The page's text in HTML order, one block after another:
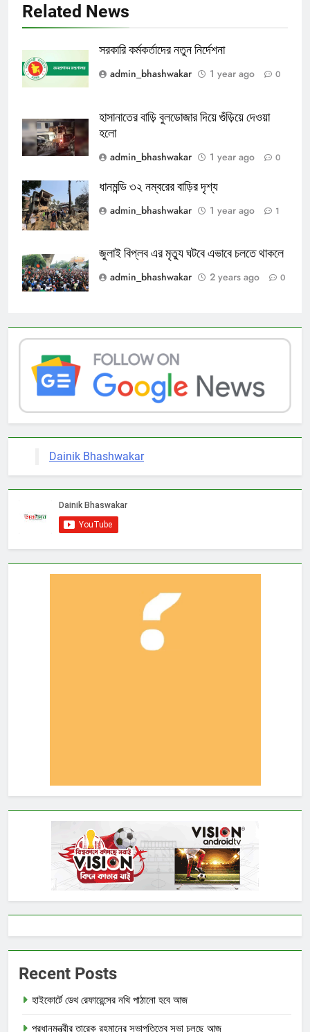
Related News
সরকারি কর্মকর্তাদের নতুন নির্দেশনা
admin_bhashwakar
1 year ago 0
হাসানাতের বাড়ি বুলডোজার দিয়ে গুঁড়িয়ে দেওয়া
হলো
admin_bhashwakar
1 year ago 0
ধানমন্ডি ৩২ নম্বরের বাড়ির দৃশ্য
admin_bhashwakar
1 year ago 1
জুলাই বিপ্লব এর মৃত্যু ঘটবে এভাবে চলতে থাকলে
admin_bhashwakar
2 years ago 0
Dainik Bhashwakar
Recent Posts
হাইকোর্টে ডেথ রেফারেন্সের নথি পাঠানো হবে আজ
প্রধানমন্ত্রীর তারেক রহমানের সভাপতিত্বে সভা চলছে আজ